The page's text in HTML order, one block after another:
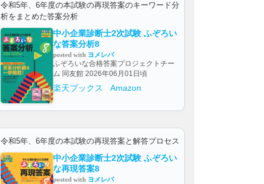
令和5年、6年度の本試験の再現答案のキーワード分
析をまとめた答案分析
中小企業診断士2次試験 ふぞろい
な答案分析8
posted with ヨメレバ
ふぞろいな合格答案プロジェクトチー
ム 同友館 2026年06月01日頃
楽天ブックス Amazon
令和5年、6年度の本試験の再現答案と解答プロセス
中小企業診断士2次試験 ふぞろい
な再現答案8
posted with ヨメレバ